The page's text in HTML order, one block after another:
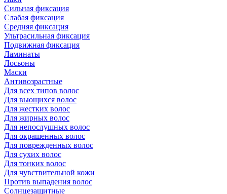
Сильная фиксация
Слабая фиксация
Средняя фиксация
Ультрасильная фиксация
Подвижная фиксация
Ламинаты
Лосьоны
Маски
Антивозрастные
Для всех типов волос
Для вьющихся волос
Для жестких волос
Для жирных волос
Для непослушных волос
Для окрашенных волос
Для поврежденных волос
Для сухих волос
Для тонких волос
Для чувствительной кожи
Против выпадения волос
Солнцезащитные